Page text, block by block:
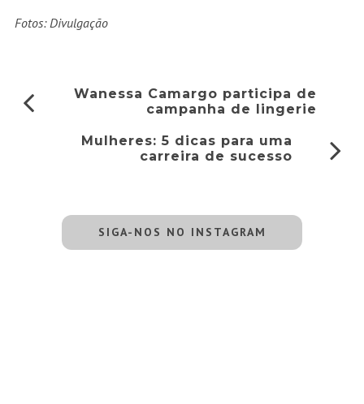
Fotos: Divulgação
Wanessa Camargo participa de
campanha de lingerie
Mulheres: 5 dicas para uma
carreira de sucesso
SIGA-NOS NO INSTAGRAM